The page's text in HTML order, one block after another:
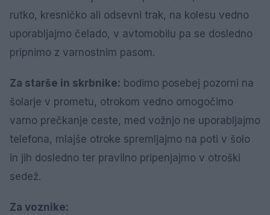
rutko, kresničko ali odsevni trak, na kolesu vedno
uporabljajmo čelado, v avtomobilu pa se dosledno
pripnimo z varnostnim pasom.
Za starše in skrbnike: bodimo posebej pozorni na
šolarje v prometu, otrokom vedno omogočimo
varno prečkanje ceste, med vožnjo ne uporabljajmo
telefona, mlajše otroke spremljajmo na poti v šolo
in jih dosledno ter pravilno pripenjajmo v otroški
sedež.
Za voznike: